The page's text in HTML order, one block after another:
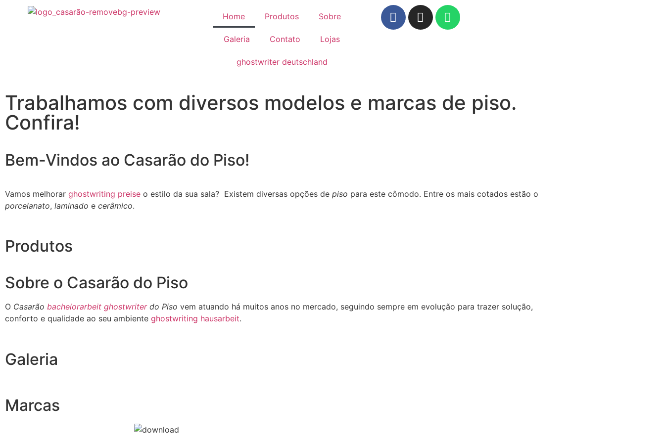
Home Produtos Sobre
Galeria Contato Lojas
ghostwriter deutschland
Trabalhamos com diversos modelos e marcas de piso.
Confira!
Bem-Vindos ao Casarão do Piso!
Vamos melhorar ghostwriting preise o estilo da sua sala? Existem diversas opções de piso para este cômodo. Entre os mais cotados estão o
porcelanato, laminado e cerâmico.
Produtos
Sobre o Casarão do Piso
O Casarão bachelorarbeit ghostwriterdo Piso vem atuando há muitos anos no mercado, seguindo sempre em evolução para trazer solução,
conforto e qualidade ao seu ambiente ghostwriting hausarbeit.
Galeria
Marcas